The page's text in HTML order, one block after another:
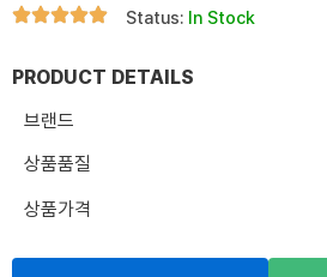
Status: In Stock
PRODUCT DETAILS
브랜드
상품품질
상품가격